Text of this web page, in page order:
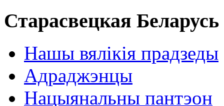
Старасвецкая Беларусь
Нашы вялікія прадзеды
Адраджэнцы
Нацыянальны пантэон